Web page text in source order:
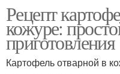
Рецепт
кожуре:
приготовления
Картофель отварной в